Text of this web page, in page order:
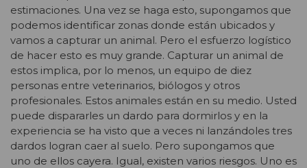
estimaciones. Una vez se haga esto, supongamos que
podemos identificar zonas donde están ubicados y
vamos a capturar un animal. Pero el esfuerzo logístico
de hacer esto es muy grande. Capturar un animal de
estos implica, por lo menos, un equipo de diez
personas entre veterinarios, biólogos y otros
profesionales. Estos animales están en su medio. Usted
puede dispararles un dardo para dormirlos y en la
experiencia se ha visto que a veces ni lanzándoles tres
dardos logran caer al suelo. Pero supongamos que
uno de ellos cayera. Igual, existen varios riesgos. Uno es